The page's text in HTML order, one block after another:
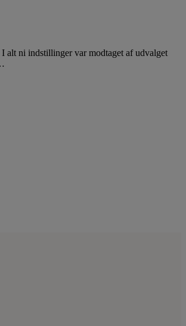
alt ni indstillinger var modtaget af udvalget